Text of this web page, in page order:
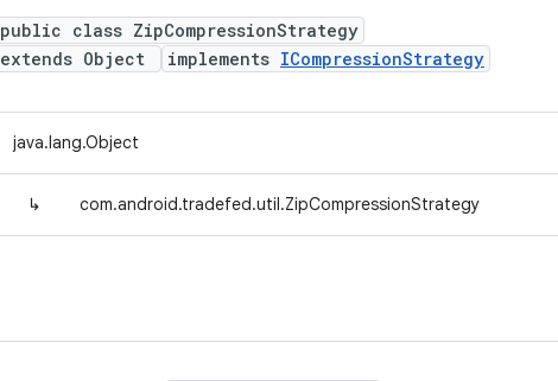
public class ZipCompressionStrategy
extends Object
implements ICompressionStrategy
java.lang.Object
↳ com.android.tradefed.util.ZipCompressionStrategy